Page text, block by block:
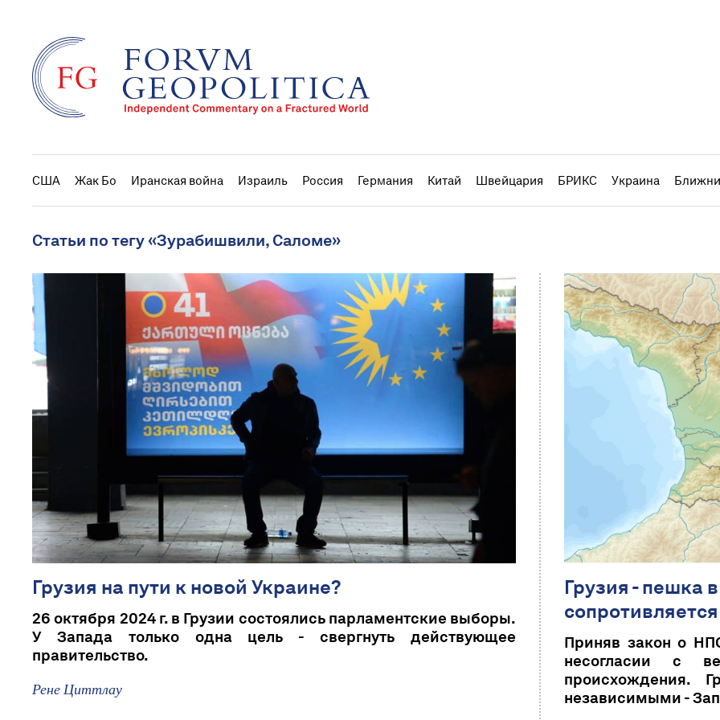
США Жак Бо Иранская война Израиль Россия Германия Китай Швейцария БРИКС Украина
Статьи по тегу «Зурабишвили, Саломе»
Грузия на пути к новой Украине?
26 октября 2024 г. в Грузии состоялись парламентские выборы.
У Запада только одна цель - свергнуть действующее
правительство.
Рене Циттлау
Грузия - пешка
сопротивляется
Приняв закон о
несогласии с
происхождения.
независимыми -